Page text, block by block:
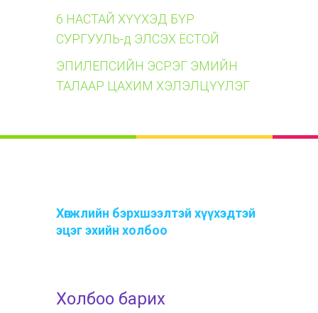
6 НАСТАЙ ХҮҮХЭД БҮР
СУРГУУЛЬ-д ЭЛСЭХ ЁСТОЙ
ЭПИЛЕПСИЙН ЭСРЭГ ЭМИЙН
ТАЛААР ЦАХИМ ХЭЛЭЛЦҮҮЛЭГ
Хөгжлийн бэрхшээлтэй хүүхэдтэй
эцэг эхийн холбоо
Холбоо барих